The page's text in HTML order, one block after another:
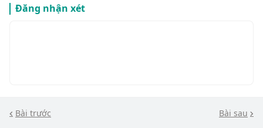
Đăng nhận xét
Bài trước Bài sau